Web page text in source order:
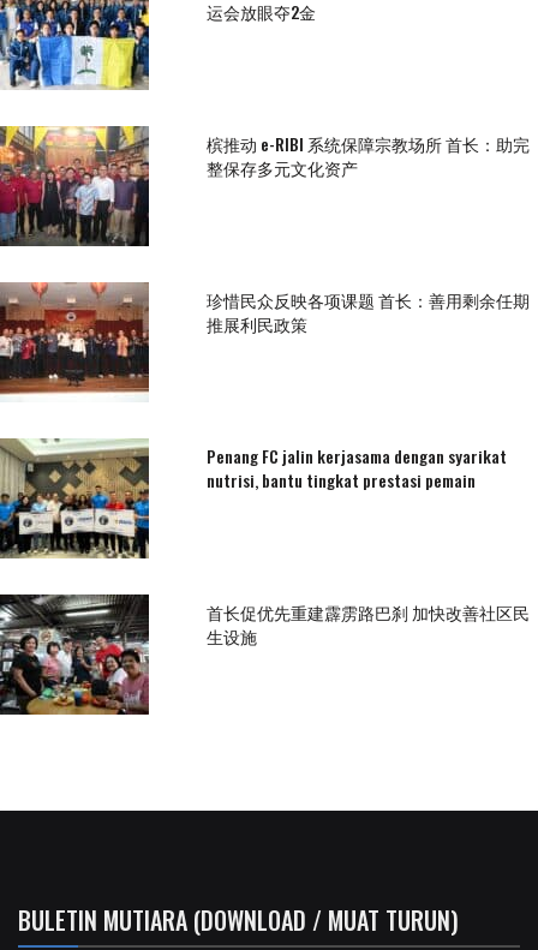
运会放眼夺2金
槟推动 e-RIBI 系统保障宗教场所 首长：助完
整保存多元文化资产
珍惜民众反映各项课题 首长：善用剩余任期
推展利民政策
Penang FC jalin kerjasama dengan syarikat
nutrisi, bantu tingkat prestasi pemain
首长促优先重建霹雳路巴刹 加快改善社区民
生设施
BULETIN MUTIARA (DOWNLOAD / MUAT TURUN)